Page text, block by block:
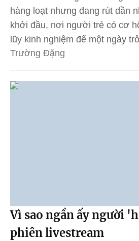
hàng loạt nhưng đang rút dần
khởi đầu, nơi người trẻ có cơ
lũy kinh nghiệm để một ngày
Trường Đặng
Vì sao ngần ấy người
phiên livestream